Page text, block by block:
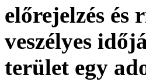
előrejelzés és
veszélyes
terület egy